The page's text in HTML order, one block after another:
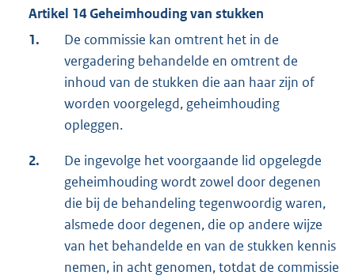
Artikel 14 Geheimhouding van stukken
1.
De commissie kan omtrent het in de
vergadering behandelde en omtrent de
inhoud van de stukken die aan haar zijn of
worden voorgelegd, geheimhouding
opleggen.
2.
De ingevolge het voorgaande lid opgelegde
geheimhouding wordt zowel door degenen
die bij de behandeling tegenwoordig waren,
alsmede door degenen, die op andere wijze
van het behandelde en van de stukken kennis
nemen, in acht genomen, totdat de commissie